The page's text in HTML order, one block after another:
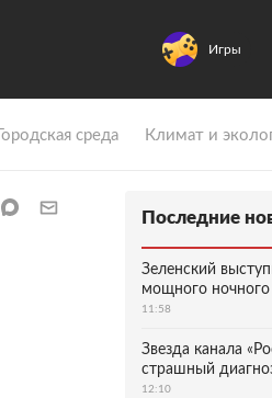
Игры
Городская среда Климат и
Последние
Зеленский
мощного ночного
11:58
Звезда канала
страшный
12:10